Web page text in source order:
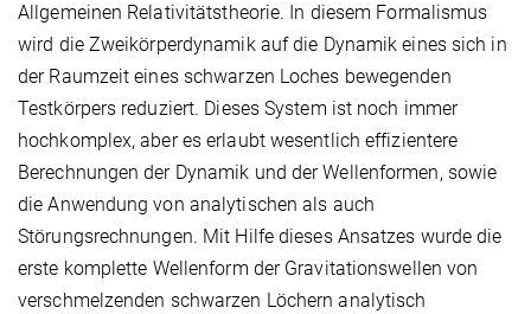
Allgemeinen Relativitätstheorie. In diesem Formalismus
wird die Zweikörperdynamik auf die Dynamik eines sich in
der Raumzeit eines schwarzen Loches bewegenden
Testkörpers reduziert. Dieses System ist noch immer
hochkomplex, aber es erlaubt wesentlich effizientere
Berechnungen der Dynamik und der Wellenformen, sowie
die Anwendung von analytischen als auch
Störungsrechnungen. Mit Hilfe dieses Ansatzes wurde die
erste komplette Wellenform der Gravitationswellen von
verschmelzenden schwarzen Löchern analytisch